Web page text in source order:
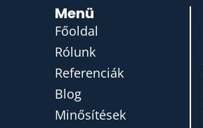
Menü
Főoldal
Rólunk
Referenciák
Blog
Minősítések